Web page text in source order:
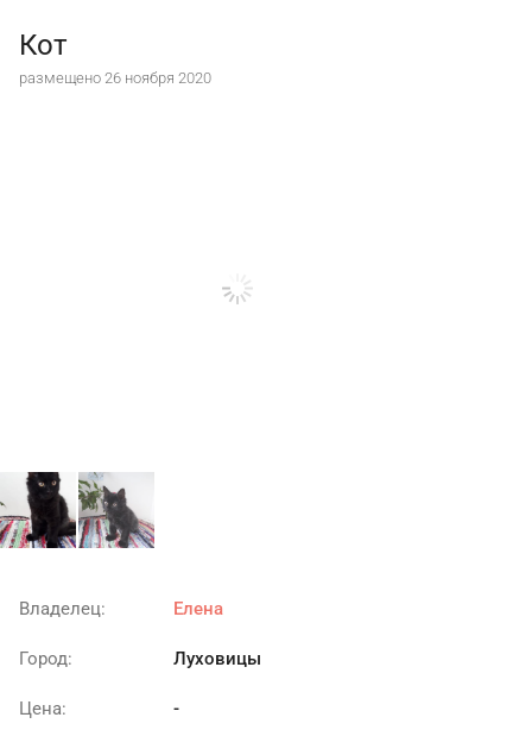
Кот
размещено 26 ноября 2020
Владелец: Елена
Город: Луховицы
Цена: -